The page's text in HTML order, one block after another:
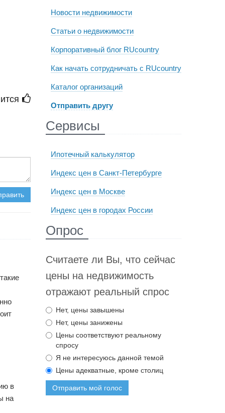
в
на
Новости недвижимости
Статьи о недвижимости
Корпоративный блог RUcountry
Как начать сотрудничать с RUcountry
Каталог организаций
Отправить другу
Сервисы
Ипотечный калькулятор
Индекс цен в Санкт-Петербурге
Индекс цен в Москве
Индекс цен в городах России
Опрос
Считаете ли Вы, что сейчас
цены на недвижимость
отражают реальный спрос
Нет, цены завышены
Нет, цены занижены
Цены соответствуют реальному
спросу
Я не интересуюсь данной темой
Цены адекватные, кроме столиц
Отправить мой голос